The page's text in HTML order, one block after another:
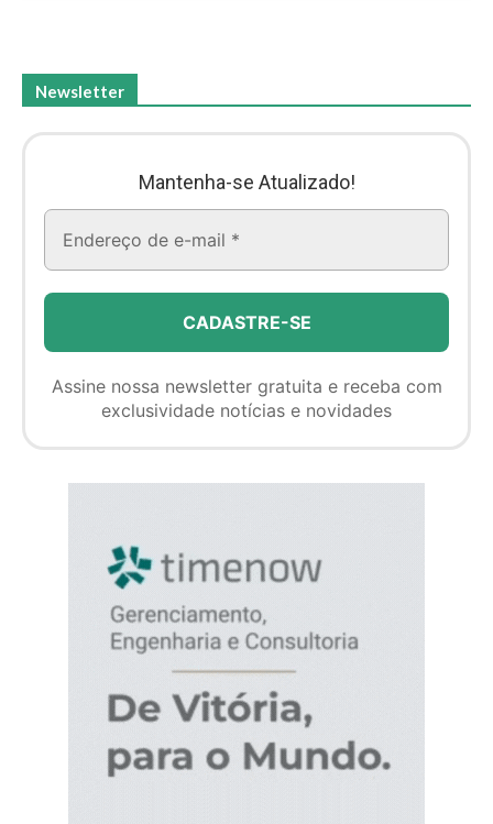
Newsletter
Mantenha-se Atualizado!
Assine nossa newsletter gratuita e receba com
exclusividade notícias e novidades